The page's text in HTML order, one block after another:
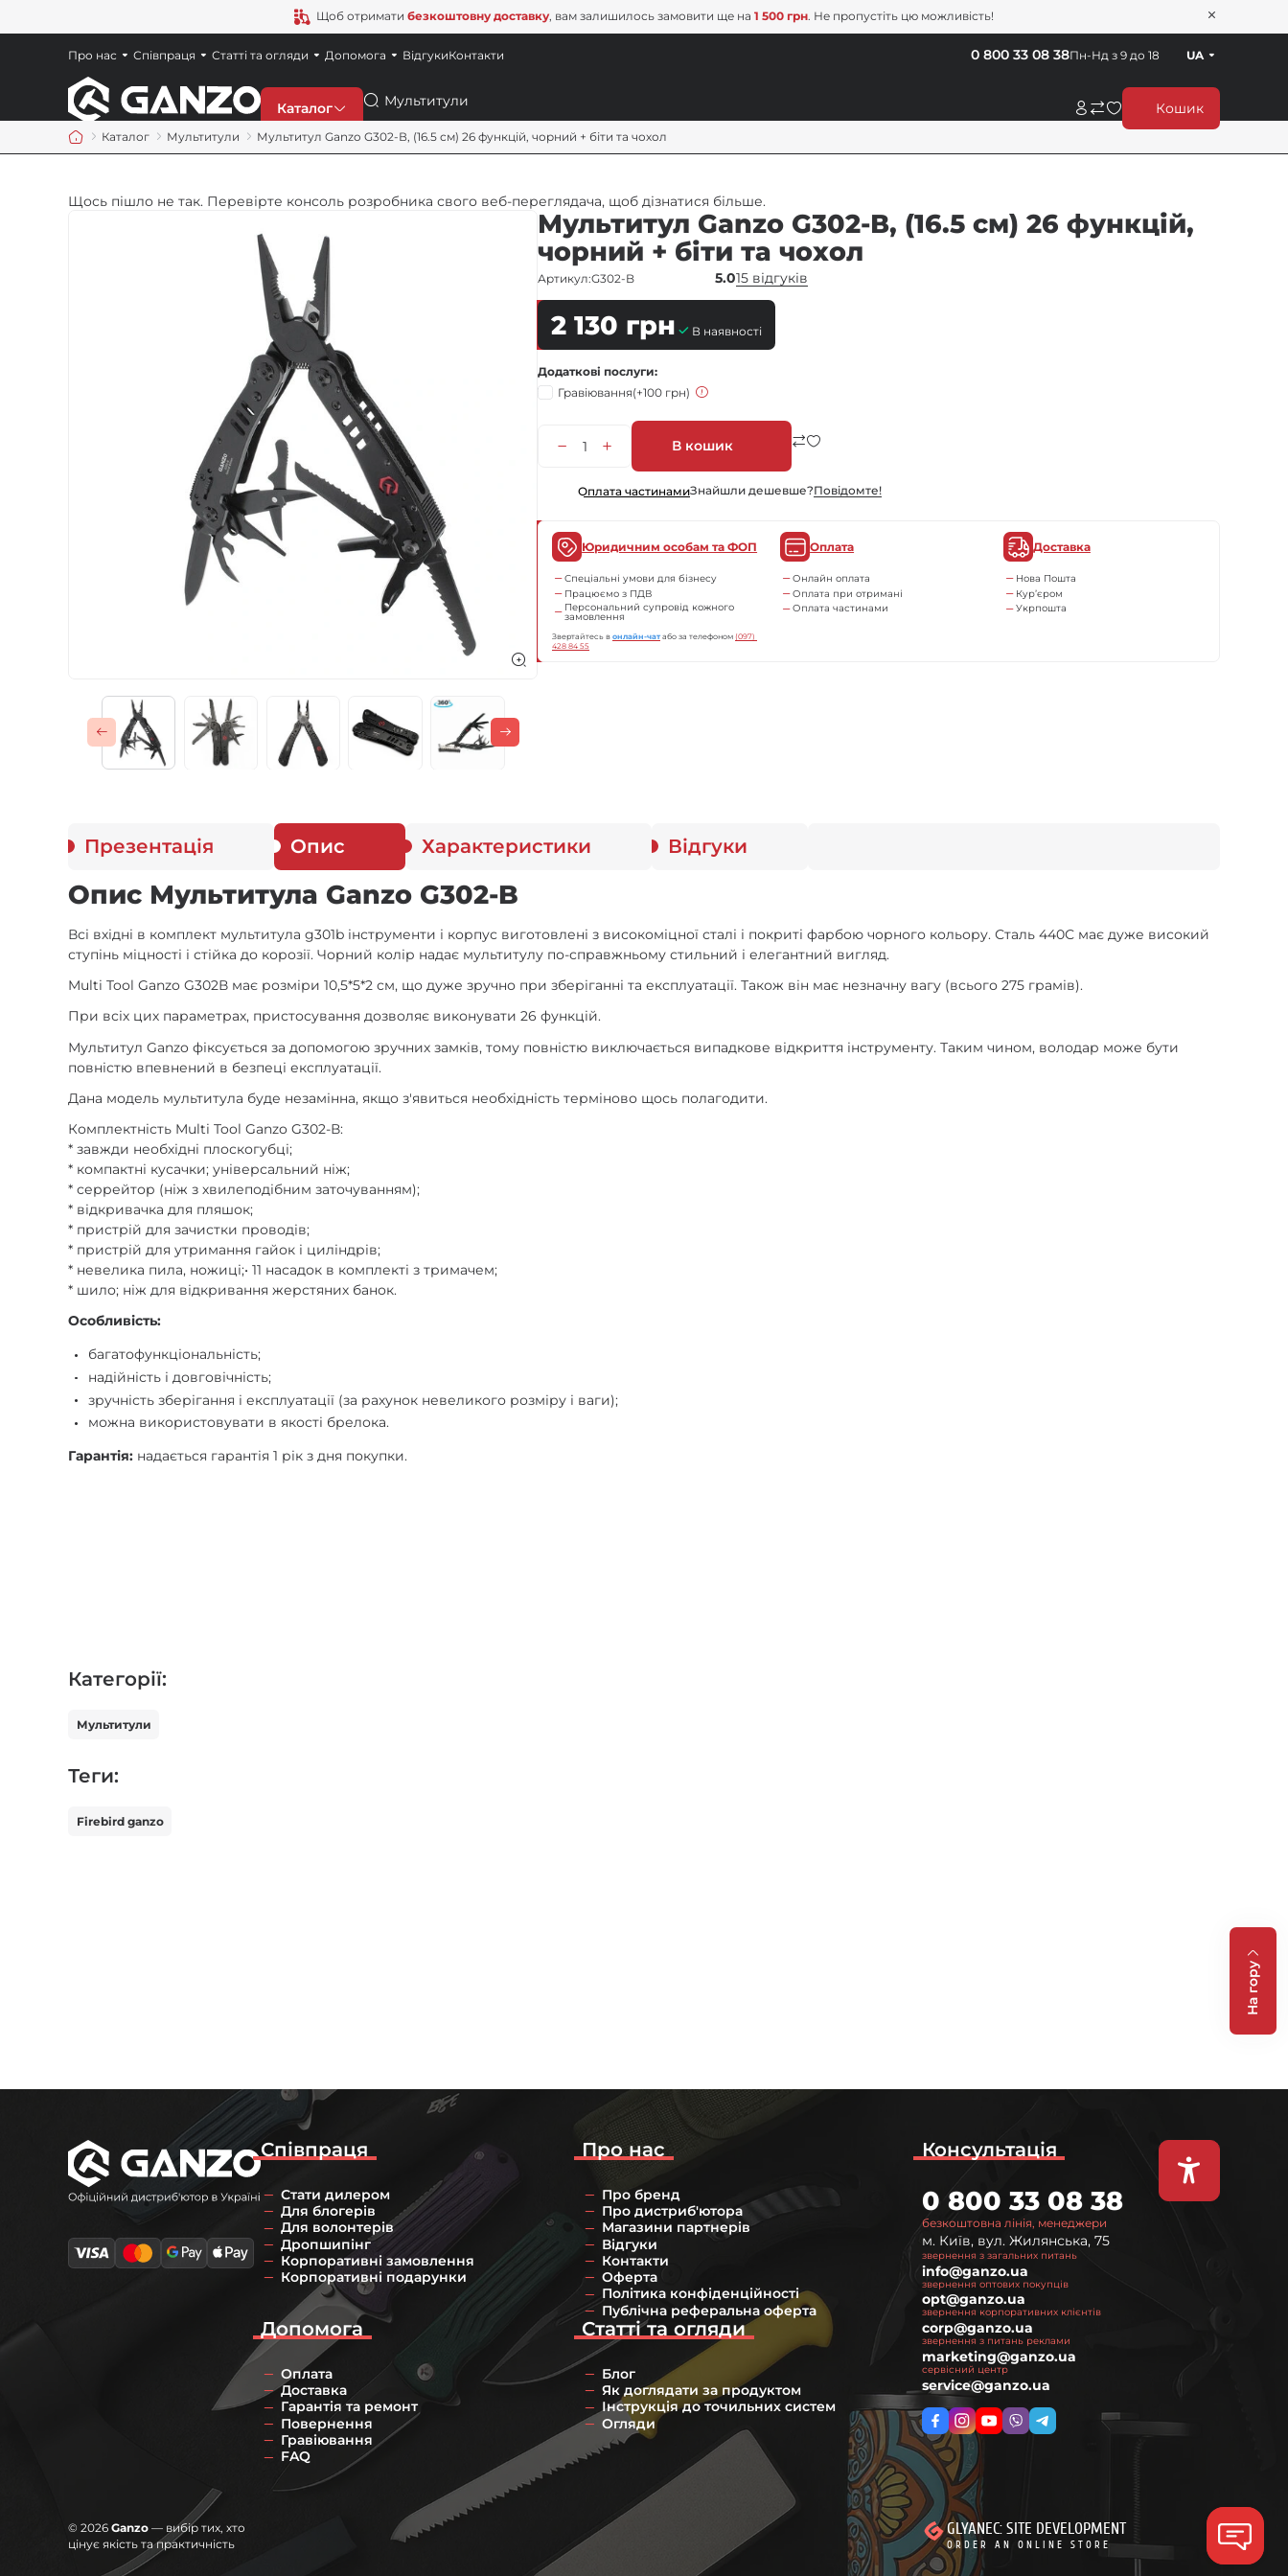
Щоб отримати безкоштовну доставку, вам залишилось замовити ще на 1 500 грн. Не пропустіть цю можливість!
Каталог
Ножі
Точила
Мультитули
Газові пальники
Спорядження
Аксесуари
Для захисників
Пошук Кошик
Пн-Нд з 9 до 18
0 800 33 08 38 UA
Про нас Співпраця Статті та огляди Допомога ВідгукиКонтакти
Каталог Мультитули Мультитул Ganzo G302-В, (16.5 см) 26 функцій, чорний + біти та чохол
Щось пішло не так. Перевірте консоль розробника свого веб-переглядача, щоб дізнатися більше.
Мультитул Ganzo G302-В, (16.5 см) 26 функцій,
чорний + біти та чохол
Артикул:G302-B 5.015 відгуків
2 130 грн В наявності
Додаткові послуги
Гравіювання(+100 грн)
В кошик
Оплата частинамиЗнайшли дешевше?Повiдомте!
Юридичним особам та ФОП
Спеціальні умови для бізнесу
Працюємо з ПДВ
Персональний супровід кожного
замовлення
Звертайтесь вонлайн-чат або за телефоном(097)
428 84 55
Оплата
Онлайн оплата
Оплата при отримані
Оплата частинами
Доставка
Нова Пошта
Кур’єром
Укрпошта
Презентація Опис Характеристики Відгуки
Опис Мультитула Ganzo G302-B
Всі вхідні в комплект мультитула g301b інструменти і корпус виготовлені з високоміцної сталі і покриті фарбою чорного кольору. Сталь 440С має дуже високий
ступінь міцності і стійка до корозії. Чорний колір надає мультитулу по-справжньому стильний і елегантний вигляд.
Multi Tool Ganzo G302В має розміри 10,5*5*2 см, що дуже зручно при зберіганні та експлуатації. Також він має незначну вагу (всього 275 грамів).
При всіх цих параметрах, пристосування дозволяє виконувати 26 функцій.
Мультитул Ganzo фіксується за допомогою зручних замків, тому повністю виключається випадкове відкриття інструменту. Таким чином, володар може бути
повністю впевнений в безпеці експлуатації.
Дана модель мультитула буде незамінна, якщо з'явиться необхідність терміново щось полагодити.
Комплектність Multi Tool Ganzo G302-В:
* завжди необхідні плоскогубці;
* компактні кусачки; універсальний ніж;
* серрейтор (ніж з хвилеподібним заточуванням);
* відкривачка для пляшок;
* пристрій для зачистки проводів;
* пристрій для утримання гайок і циліндрів;
* невелика пила, ножиці;• 11 насадок в комплекті з тримачем;
* шило; ніж для відкривання жерстяних банок.
Особливість:
багатофункціональність;
надійність і довговічність;
зручність зберігання і експлуатації (за рахунок невеликого розміру і ваги);
можна використовувати в якості брелока.
Гарантія: надається гарантія 1 рік з дня покупки.
Категорії:
Мультитули
Теги:
Firebird ganzo
На гору
Про нас
Про бренд
Про дистриб'ютора
Магазини партнерів
Відгуки
Контакти
Оферта
Політика конфіденційності
Публічна реферальна оферта
Співпраця
Стати дилером
Для блогерів
Для волонтерів
Дропшипінг
Корпоративні замовлення
Корпоративні подарунки
Статті та огляди
Блог
Як доглядати за продуктом
Інструкція до точильних систем
Огляди
Допомога
Оплата
Доставка
Гарантія та ремонт
Повернення
Гравіювання
FAQ
Консультація
безкоштовна лінія, менеджери
0 800 33 08 38
м. Київ, вул. Жилянська, 75
звернення з загальних питань
info@ganzo.ua
звернення оптових покупців
opt@ganzo.ua
звернення корпоративних клієнтів
corp@ganzo.ua
звернення з питань реклами
marketing@ganzo.ua
сервісний центр
service@ganzo.ua
© 2026Ganzo — вибір тих, хто
цінує якість та практичність
GLYANEC: SITE DEVELOPMENT
ORDER AN ONLINE STORE